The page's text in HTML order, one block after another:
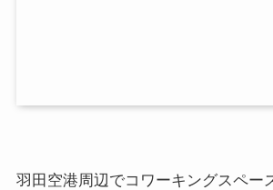
羽田空港周辺でコワーキングスペー